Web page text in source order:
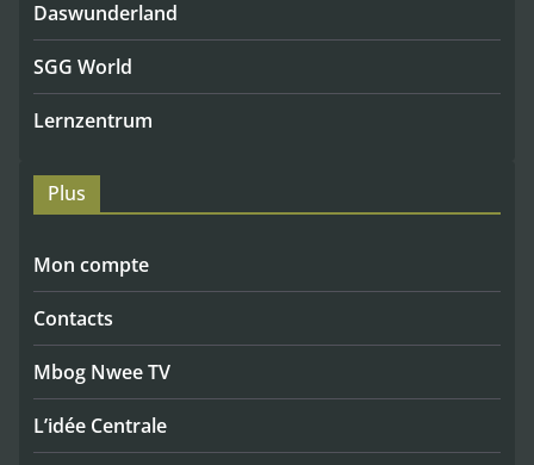
Daswunderland
SGG World
Lernzentrum
Plus
Mon compte
Contacts
Mbog Nwee TV
L’idée Centrale